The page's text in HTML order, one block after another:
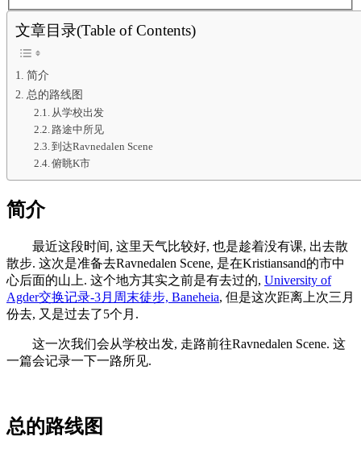
文章目录(Table of Contents)
简介
总的路线图
从学校出发
路途中所见
到达Ravnedalen Scene
俯眺K市
简介
最近这段时间, 这里天气比较好, 也是趁着没有课, 出去散
散步. 这次是准备去Ravnedalen Scene, 是在Kristiansand的市中
心后面的山上. 这个地方其实之前是有去过的, University of
Agder交换记录-3月周末徒步, Baneheia, 但是这次距离上次三月
份去, 又是过去了5个月.
这一次我们会从学校出发, 走路前往Ravnedalen Scene. 这
一篇会记录一下一路所见.
总的路线图